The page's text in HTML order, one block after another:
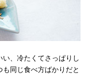
、冷たくてさっぱりし
同じ食べ方ばかりだと